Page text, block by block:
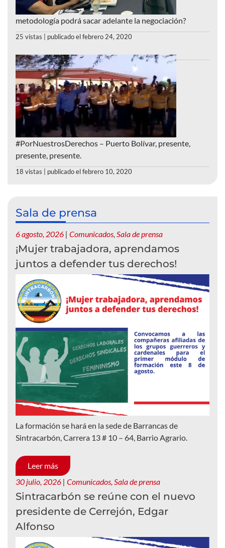
metodología podrá sacar adelante la negociación?
25 vistas publicado el febrero 24, 2020
#PorNuestrosDerechos – Puerto Bolívar, presente,
presente, presente.
18 vistas publicado el febrero 10, 2020
Sala de prensa
6 agosto, 2026 | Comunicados, Sala de prensa
¡Mujer trabajadora, aprendamos
juntos a defender tus derechos!
La formación se hará en la sede de Barrancas de
Sintracarbón, Carrera 13 # 10 – 64, Barrio Agrario.
Leer más
30 julio, 2026 | Comunicados Sala de prensa
Sintracarbón se reúne con el nuevo
presidente de Cerrejón, Edgar
Alfonso